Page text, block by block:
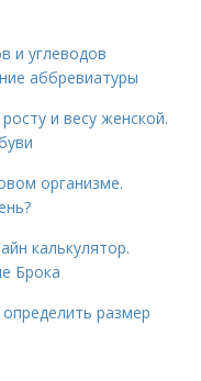
и углеводов
аббревиатуры
и весу женской.
организме.
калькулятор.
Брока
размер